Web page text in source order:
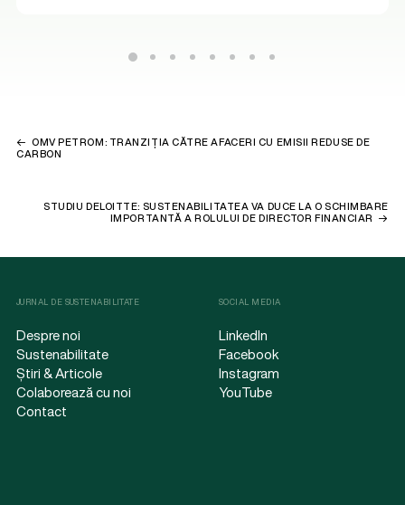
OMV PETROM: TRANZIȚIA CĂTRE AFACERI CU EMISII REDUSE DE
CARBON
STUDIU DELOITTE: SUSTENABILITATEA VA DUCE LA O SCHIMBARE
IMPORTANTĂ A ROLULUI DE DIRECTOR FINANCIAR
JURNAL DE SUSTENABILITATE
Despre noi
Sustenabilitate
Știri & Articole
Colaborează cu noi
Contact
SOCIAL MEDIA
LinkedIn
Facebook
Instagram
YouTube